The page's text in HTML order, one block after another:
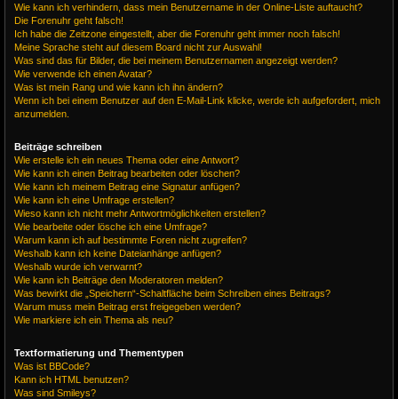
Wie kann ich verhindern, dass mein Benutzername in der Online-Liste auftaucht?
Die Forenuhr geht falsch!
Ich habe die Zeitzone eingestellt, aber die Forenuhr geht immer noch falsch!
Meine Sprache steht auf diesem Board nicht zur Auswahl!
Was sind das für Bilder, die bei meinem Benutzernamen angezeigt werden?
Wie verwende ich einen Avatar?
Was ist mein Rang und wie kann ich ihn ändern?
Wenn ich bei einem Benutzer auf den E-Mail-Link klicke, werde ich aufgefordert, mich
anzumelden.
Beiträge schreiben
Wie erstelle ich ein neues Thema oder eine Antwort?
Wie kann ich einen Beitrag bearbeiten oder löschen?
Wie kann ich meinem Beitrag eine Signatur anfügen?
Wie kann ich eine Umfrage erstellen?
Wieso kann ich nicht mehr Antwortmöglichkeiten erstellen?
Wie bearbeite oder lösche ich eine Umfrage?
Warum kann ich auf bestimmte Foren nicht zugreifen?
Weshalb kann ich keine Dateianhänge anfügen?
Weshalb wurde ich verwarnt?
Wie kann ich Beiträge den Moderatoren melden?
Was bewirkt die „Speichern“-Schaltfläche beim Schreiben eines Beitrags?
Warum muss mein Beitrag erst freigegeben werden?
Wie markiere ich ein Thema als neu?
Textformatierung und Thementypen
Was ist BBCode?
Kann ich HTML benutzen?
Was sind Smileys?